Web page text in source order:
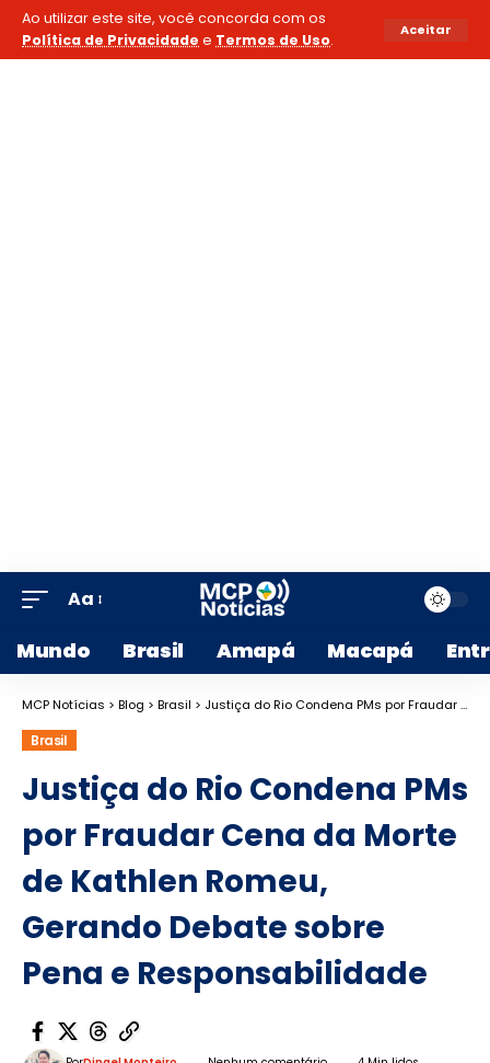
Ao utilizar este site, você concorda com os
Política de Privacidade e Termos de Uso.
Aceitar
Aa
Mundo Brasil Amapá Macapá
MCP Notícias > Blog > Brasil > Justiça do Rio Condena PMs por Fraudar Cena da Morte de Kathlen Romeu, Gerando Debate sobre Pena e Responsabilidade
Brasil
Justiça do Rio Condena PMs
por Fraudar Cena da Morte
de Kathlen Romeu,
Gerando Debate sobre
Pena e Responsabilidade